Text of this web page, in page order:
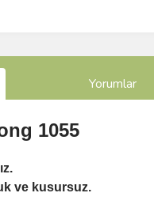
Yorumlar
1055
ve kusursuz.